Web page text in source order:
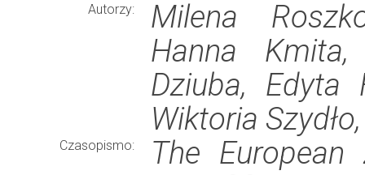
Autorzy:
Milena
Hanna
Dziuba, Edyta
Wiktoria
Czasopismo:
The European